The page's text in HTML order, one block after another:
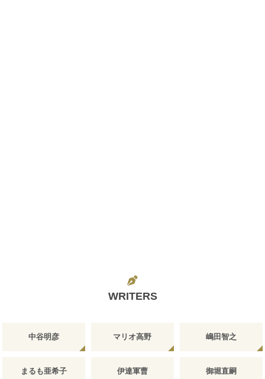
WRITERS
中谷明彦 マリオ高野 嶋田智之
まるも亜希子 伊達軍曹 御堀直嗣